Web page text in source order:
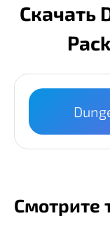
Скачать
Смотрите